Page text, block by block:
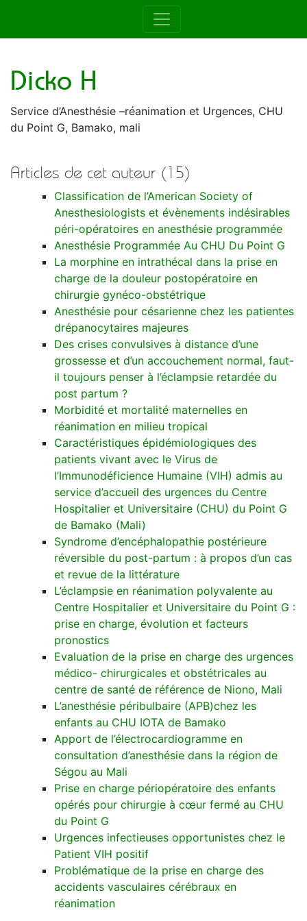
Auteur de la RAMUR
Dicko H
Service d’Anesthésie –réanimation et Urgences, CHU
du Point G, Bamako, mali
Articles de cet auteur (15)
Classification de l’American Society of
Anesthesiologists et évènements indésirables
péri-opératoires en anesthésie programmée
Anesthésie Programmée Au CHU Du Point G
La morphine en intrathécal dans la prise en
charge de la douleur postopératoire en
chirurgie gynéco-obstétrique
Anesthésie pour césarienne chez les patientes
drépanocytaires majeures
Des crises convulsives à distance d’une
grossesse et d’un accouchement normal, faut-
il toujours penser à l’éclampsie retardée du
post partum ?
Morbidité et mortalité maternelles en
réanimation en milieu tropical
Caractéristiques épidémiologiques des
patients vivant avec le Virus de
l’Immunodéficience Humaine (VIH) admis au
service d’accueil des urgences du Centre
Hospitalier et Universitaire (CHU) du Point G
de Bamako (Mali)
Syndrome d’encéphalopathie postérieure
réversible du post-partum : à propos d’un cas
et revue de la littérature
L’éclampsie en réanimation polyvalente au
Centre Hospitalier et Universitaire du Point G :
prise en charge, évolution et facteurs
pronostics
Evaluation de la prise en charge des urgences
médico- chirurgicales et obstétricales au
centre de santé de référence de Niono, Mali
L’anesthésie péribulbaire (APB)chez les
enfants au CHU IOTA de Bamako
Apport de l’électrocardiogramme en
consultation d’anesthésie dans la région de
Ségou au Mali
Prise en charge périopératoire des enfants
opérés pour chirurgie à cœur fermé au CHU
du Point G
Urgences infectieuses opportunistes chez le
Patient VIH positif
Problématique de la prise en charge des
accidents vasculaires cérébraux en
réanimation